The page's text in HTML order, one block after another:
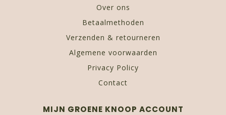
Over ons
Betaalmethoden
Verzenden & retourneren
Algemene voorwaarden
Privacy Policy
Contact
MIJN GROENE KNOOP ACCOUNT